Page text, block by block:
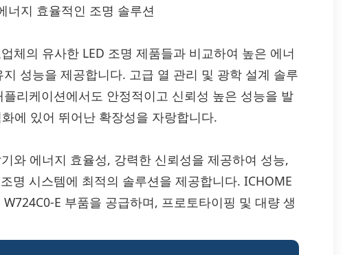
너지 효율적인 조명 솔루션
체의 유사한 LED 조명 제품들과 비교하여 높은 에너
성능을 제공합니다. 고급 열 관리 및 광학 설계 솔루
리케이션에서도 안정적이고 신뢰성 높은 성능을 발
에 있어 뛰어난 확장성을 자랑합니다.
와 에너지 효율성, 강력한 신뢰성을 제공하여 성능,
명 시스템에 최적의 솔루션을 제공합니다. ICHOME
E 부품을 공급하며, 프로토타이핑 및 대량 생